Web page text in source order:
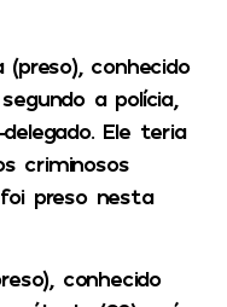
conhecido
a polícia,
Ele teria
criminosos
preso nesta
conhecido